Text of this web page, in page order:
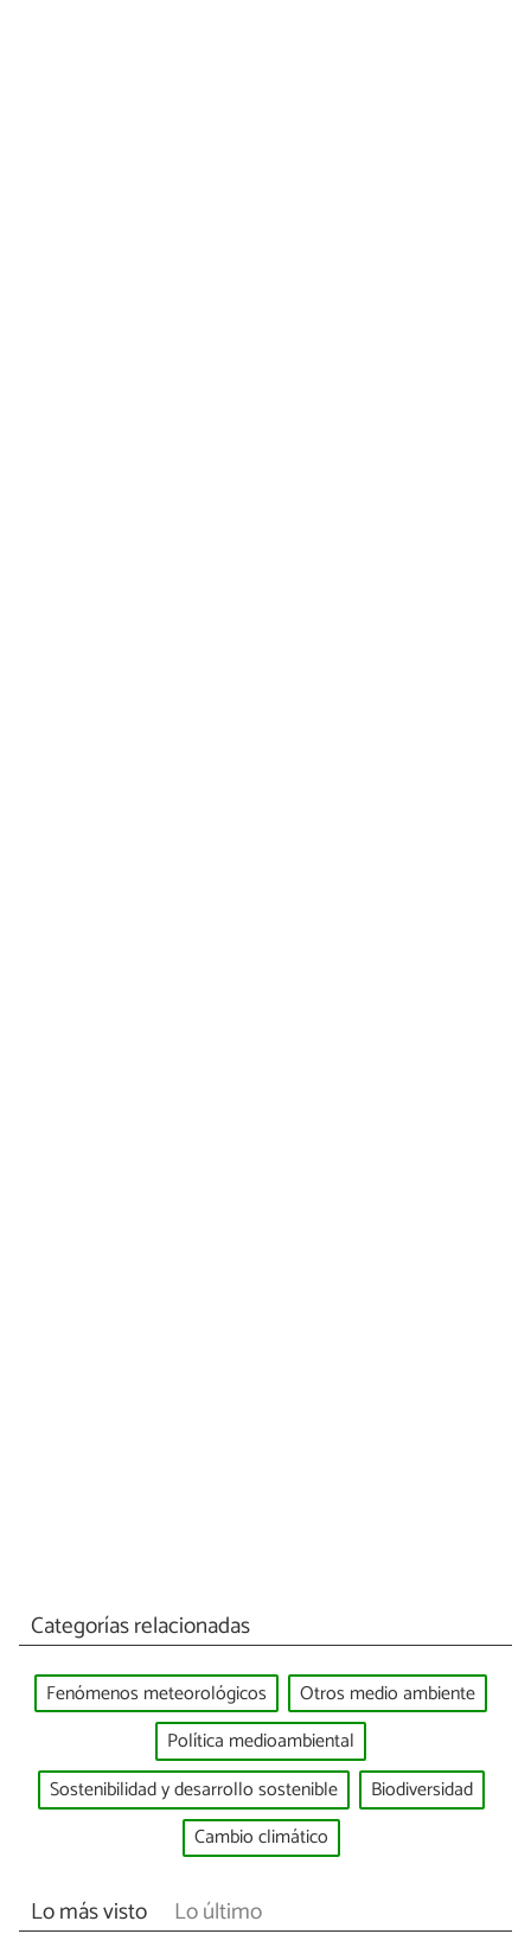
Categorías relacionadas
Fenómenos meteorológicos
Otros medio ambiente
Política medioambiental
Sostenibilidad y desarrollo sostenible
Biodiversidad
Cambio climático
Lo más visto Lo último